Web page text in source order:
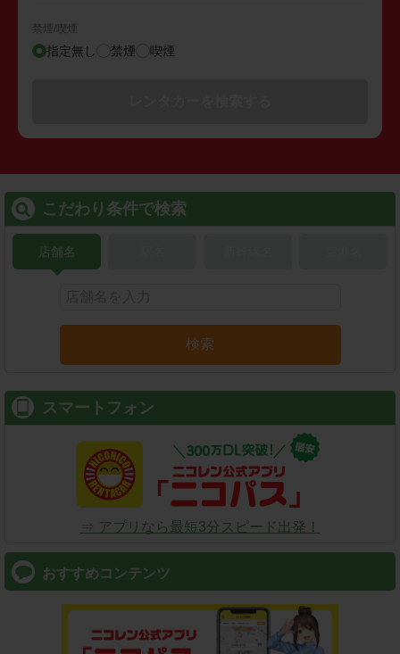
禁煙/喫煙
指定無し 禁煙 喫煙
こだわり条件で検索
店舗名
検索
スマートフォン
⇒ アプリなら最短3分スピード出発！
おすすめコンテンツ